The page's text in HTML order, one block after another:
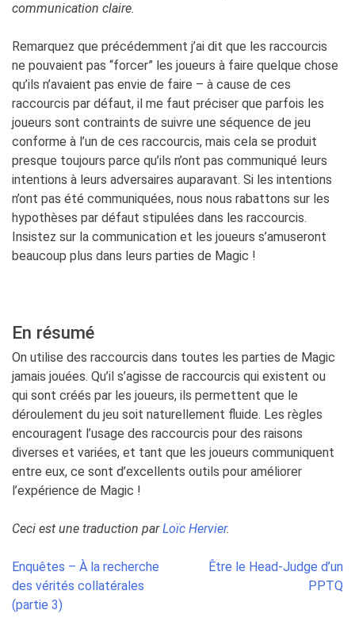
communication claire.
Remarquez que précédemment j’ai dit que les raccourcis
ne pouvaient pas “forcer” les joueurs à faire quelque chose
qu’ils n’avaient pas envie de faire – à cause de ces
raccourcis par défaut, il me faut préciser que parfois les
joueurs sont contraints de suivre une séquence de jeu
conforme à l’un de ces raccourcis, mais cela se produit
presque toujours parce qu’ils n’ont pas communiqué leurs
intentions à leurs adversaires auparavant. Si les intentions
n’ont pas été communiquées, nous nous rabattons sur les
hypothèses par défaut stipulées dans les raccourcis.
Insistez sur la communication et les joueurs s’amuseront
beaucoup plus dans leurs parties de Magic !
En résumé
On utilise des raccourcis dans toutes les parties de Magic
jamais jouées. Qu’il s’agisse de raccourcis qui existent ou
qui sont créés par les joueurs, ils permettent que le
déroulement du jeu soit naturellement fluide. Les règles
encouragent l’usage des raccourcis pour des raisons
diverses et variées, et tant que les joueurs communiquent
entre eux, ce sont d’excellents outils pour améliorer
l’expérience de Magic !
Ceci est une traduction parLoïc Hervier.
Post
navigation
Enquêtes – À la recherche
des vérités collatérales
(partie 3)
Être le Head-Judge d’un
PPTQ